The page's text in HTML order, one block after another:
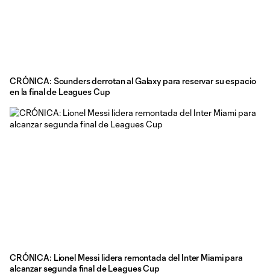
CRÓNICA: Sounders derrotan al Galaxy para reservar su espacio
en la final de Leagues Cup
CRÓNICA: Lionel Messi lidera remontada del Inter Miami para
alcanzar segunda final de Leagues Cup